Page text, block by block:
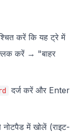
करें कि यह ट्रे में
करें → "बाहर
दर्ज करें और Enter
में खोलें (राइट-